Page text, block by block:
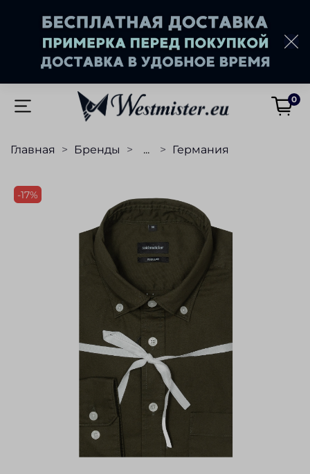
0
Главная Бренды ... Германия
-17%